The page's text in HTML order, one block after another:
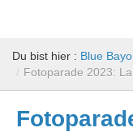
Du bist hier : Blue
/ Fotoparade 2023: